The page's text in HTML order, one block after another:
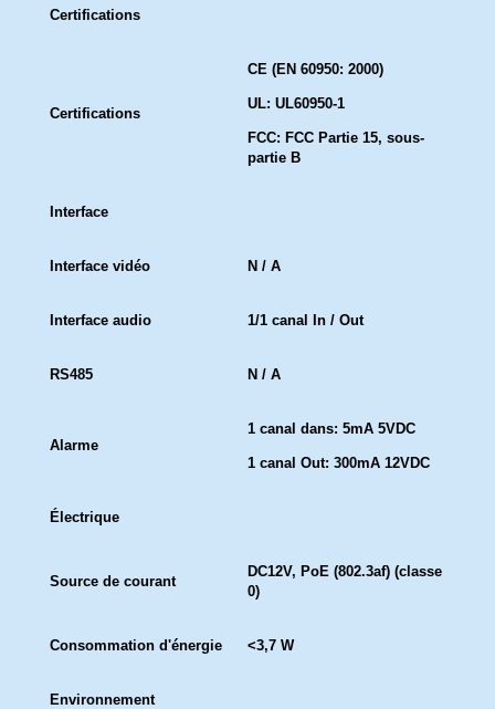
Certifications
Certifications
CE (EN 60950: 2000)
UL: UL60950-1
FCC: FCC Partie 15, sous-
partie B
Interface
Interface vidéo N / A
Interface audio 1/1 canal In / Out
RS485 N / A
Alarme
1 canal dans: 5mA 5VDC
1 canal Out: 300mA 12VDC
Électrique
Source de courant
DC12V, PoE (802.3af) (classe
0)
Consommation d'énergie <3,7 W
Environnement